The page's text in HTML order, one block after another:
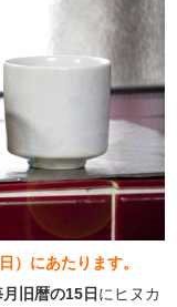
）にあたります。
月旧暦の15日 にヒヌカ